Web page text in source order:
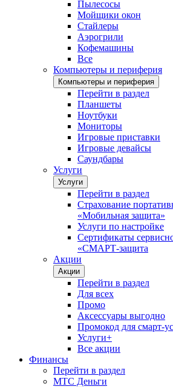
Пылесосы
Мойщики окон
Стайлеры
Аэрогрили
Кофемашины
Все
Компьютеры и периферия
Компьютеры и периферия
Перейти в раздел
Планшеты
Ноутбуки
Мониторы
Игровые приставки
Игровые девайсы
Саундбары
Услуги
Услуги
Перейти в раздел
Страхование
«Мобильная защита»
Услуги по настройке
Сертификаты
«СМАРТ-защита
Акции
Акции
Перейти в раздел
Для всех
Промо
Аксессуары выгодно
Промокод для смарт-
Услуги+
Все акции
Финансы
Перейти в раздел
МТС Деньги